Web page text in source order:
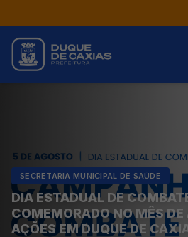
SECRETARIA MUNICIPAL DE SAÚDE
DIA ESTADUAL DE
COMEMORADO NO MÊS DE
AÇÕES EM DUQUE DE